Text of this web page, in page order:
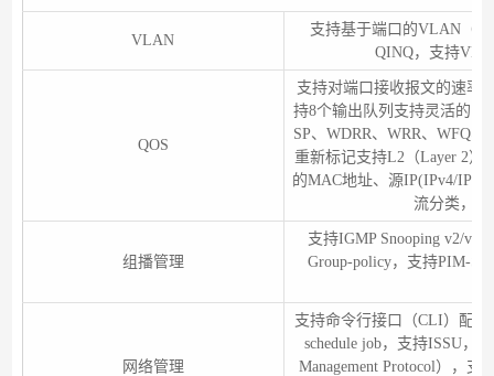
VLAN
支持基于端口的VLAN（
QINQ，支持
QOS
支持对端口接收报文的速率
持8个输出队列支持灵活的队
SP、WDRR、WRR、WFQ
重新标记支持L2（Layer 2）
的MAC地址、源IP(IPv4/
流分类，支
组播管理
支持IGMP Snooping v2/v3
Group-policy，支持PIM-
网络管理
支持命令行接口（CLI）配置
schedule job，支持ISSU，
Management Protocol），